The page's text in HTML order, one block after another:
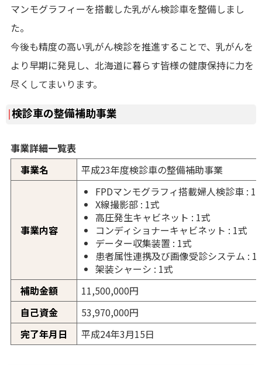
マンモグラフィーを搭載した乳がん検診車を整備しまし
た。
今後も精度の高い乳がん検診を推進することで、乳がんを
より早期に発見し、北海道に暮らす皆様の健康保持に力を
尽くしてまいります。
検診車の整備補助事業
事業詳細一覧表
事業名
平成23年度検診車の整備補助事業
事業内容
FPDマンモグラフィ搭載婦人検診車 : 1
X線撮影部 : 1式
高圧発生キャビネット : 1式
コンディショナーキャビネット : 1式
データー収集装置 : 1式
患者属性連携及び画像受診システム : 1
架装シャーシ : 1式
補助金額
11,500,000円
自己資金
53,970,000円
完了年月日
平成24年3月15日